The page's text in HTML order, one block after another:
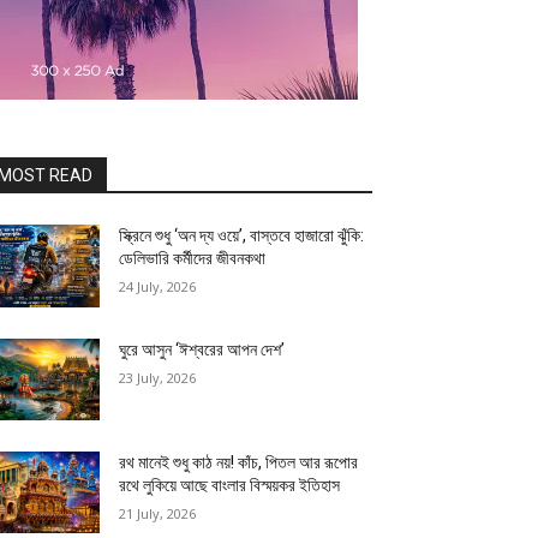
READ
স্ক্রিনে শুধু ‘অন দ্য ওয়ে’, বাস্তবে হাজারো ঝুঁকি:
ডেলিভারি কর্মীদের জীবনকথা
24 July, 2026
ঘুরে আসুন ‘ঈশ্বরের আপন দেশ’
23 July, 2026
রথ মানেই শুধু কাঠ নয়! কাঁচ, পিতল আর রূপোর
রথে লুকিয়ে আছে বাংলার বিস্ময়কর ইতিহাস
21 July, 2026